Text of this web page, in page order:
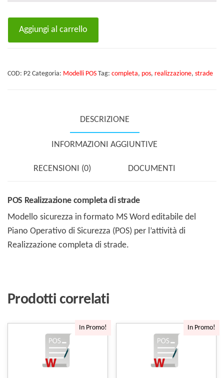
Aggiungi al carrello
COD: P2 Categoria: Modelli POS Tag: completa, pos, realizzazione, strade
DESCRIZIONE
INFORMAZIONI AGGIUNTIVE
RECENSIONI (0) DOCUMENTI
POS Realizzazione completa di strade
Modello sicurezza in formato MS Word editabile del
Piano Operativo di Sicurezza (POS) per l’attività di
Realizzazione completa di strade.
Prodotti correlati
In Promo! In Promo!